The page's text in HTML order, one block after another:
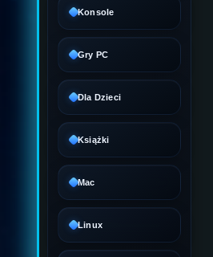
Konsole
Gry PC
Dla Dzieci
Książki
Mac
Linux